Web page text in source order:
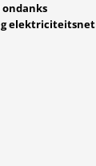
elektriciteitsnet